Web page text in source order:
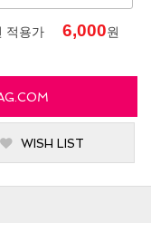
적용가 6,000원
WISH LIST